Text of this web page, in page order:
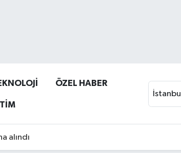
ÖZEL HABER
İstanbul
alındı